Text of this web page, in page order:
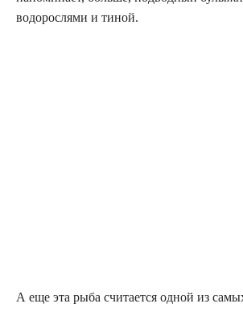
водорослями и тиной.
А еще эта рыба считается одной из